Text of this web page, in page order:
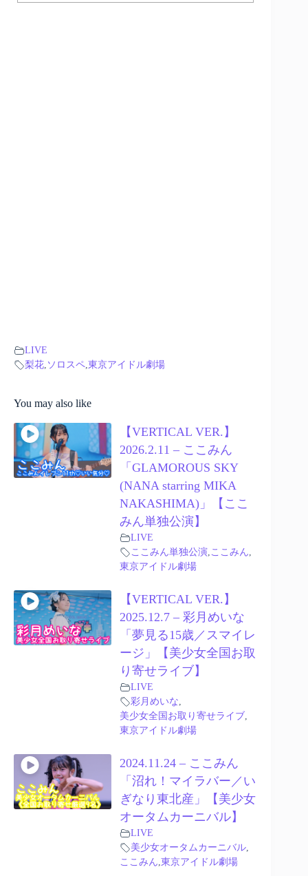
LIVE
梨花,ソロスペ,東京アイドル劇場
You may also like
【VERTICAL VER.】
2026.2.11 – ここみん
「GLAMOROUS SKY
(NANA starring MIKA
NAKASHIMA)」【ここ
みん単独公演】
LIVE
ここみん単独公演,ここみん,
東京アイドル劇場
【VERTICAL VER.】
2025.12.7 – 彩月めいな
「夢見る15歳／スマイレ
ージ」【美少女全国お取
り寄せライブ】
LIVE
彩月めいな,
美少女全国お取り寄せライブ,
東京アイドル劇場
2024.11.24 – ここみん
「沼れ！マイラバー／い
ぎなり東北産」【美少女
オータムカーニバル】
LIVE
美少女オータムカーニバル,
ここみん,東京アイドル劇場